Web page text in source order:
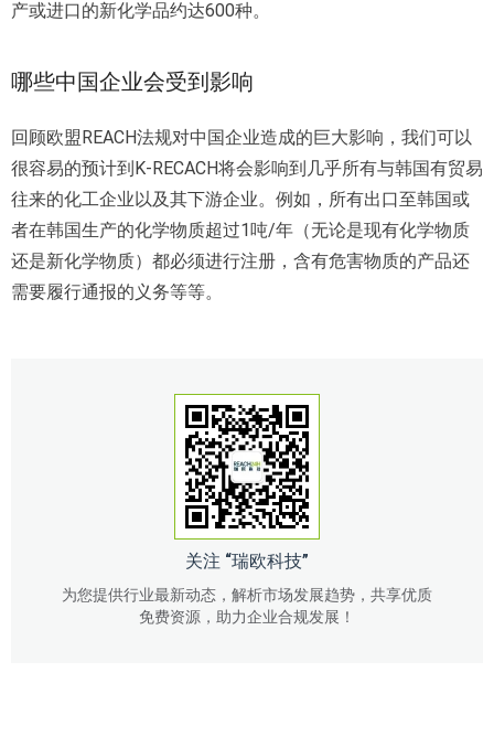
产或进口的新化学品约达600种。
哪些中国企业会受到影响
回顾欧盟REACH法规对中国企业造成的巨大影响，我们可以
很容易的预计到K-RECACH将会影响到几乎所有与韩国有贸易
往来的化工企业以及其下游企业。例如，所有出口至韩国或
者在韩国生产的化学物质超过1吨/年（无论是现有化学物质
还是新化学物质）都必须进行注册，含有危害物质的产品还
需要履行通报的义务等等。
关注 “瑞欧科技”
为您提供行业最新动态，解析市场发展趋势，共享优质
免费资源，助力企业合规发展！